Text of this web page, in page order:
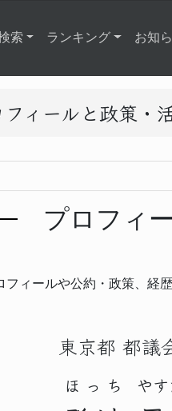
索 ランキング お知
ィールと政策・
プロフィ
ィールや公約・政策、経
東京都 都議
ほっち や